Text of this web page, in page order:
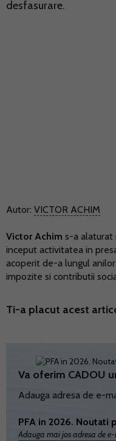
desfasurare.
Autor: VICTOR ACHIM
Victor Achim s-a alaturat
inceput activitatea in
acoperit de-a lungul
impozite si contributii
Ti-a placut acest
Va oferim CADOU
Adauga adresa de e-
PFA in 2026. Noutati
Adauga mai jos adresa de